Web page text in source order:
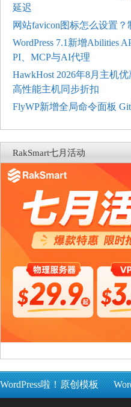
延迟
网站favicon图标怎么设置
WordPress 7.1新增Abilities
PI、MCP与AI代理
HawkHost 2026年8月主机
高性能主机同步折扣
FlyWP新增全局命令面板
RakSmart七月活动
WordPress啦！原创模板